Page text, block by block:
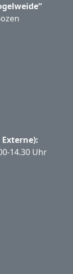
14.30 Uhr